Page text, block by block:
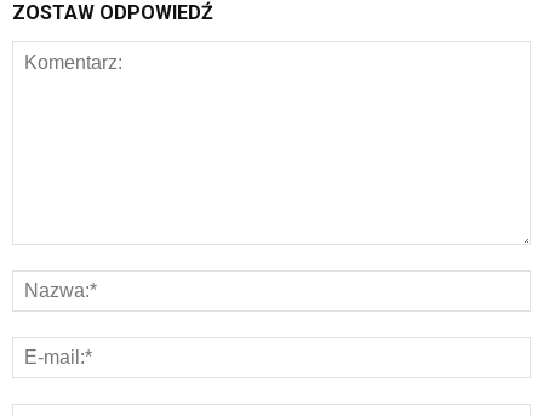
ZOSTAW ODPOWIEDŹ